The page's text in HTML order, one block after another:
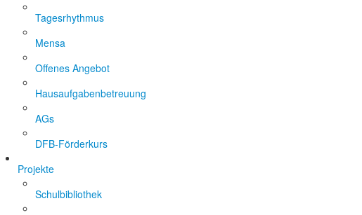
Tagesrhythmus
Mensa
Offenes Angebot
Hausaufgabenbetreuung
AGs
DFB-Förderkurs
Projekte
Schulbibliothek